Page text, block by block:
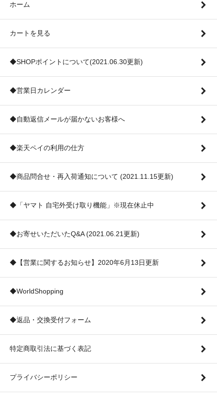
ホーム
カートを見る
◆SHOPポイントについて(2021.06.30更新)
◆営業日カレンダー
◆自動返信メールが届かないお客様へ
◆楽天ペイの利用の仕方
◆商品問合せ・再入荷通知について (2021.11.15更新)
◆「ヤマト 自宅外受け取り機能」※現在休止中
◆お寄せいただいたQ&A (2021.06.21更新)
◆【営業に関するお知らせ】2020年6月13日更新
◆WorldShopping
◆返品・交換受付フォーム
特定商取引法に基づく表記
プライバシーポリシー